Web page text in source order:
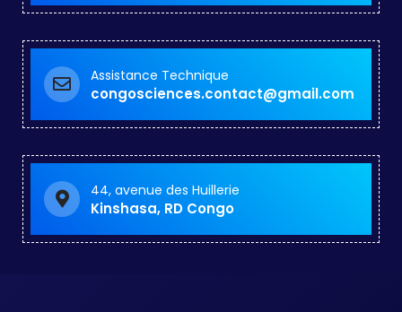
Assistance Technique
congosciences.contact@gmail.com
44, avenue des Huillerie
Kinshasa, RD Congo